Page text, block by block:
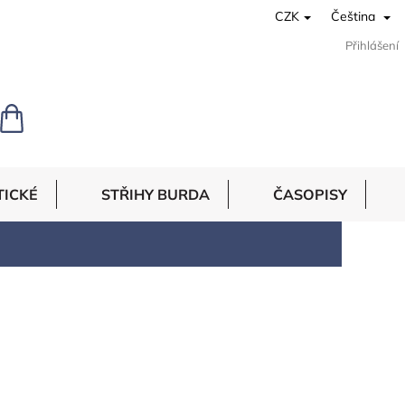
CZK Čeština
Přihlášení
NÁKUPNÍ
KOŠÍK
STŘIHY BURDA ČASOPISY